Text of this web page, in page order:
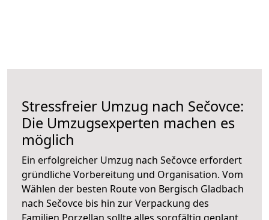
Stressfreier Umzug nach Sečovce:
Die Umzugsexperten machen es
möglich
Ein erfolgreicher Umzug nach Sečovce erfordert
gründliche Vorbereitung und Organisation. Vom
Wählen der besten Route von Bergisch Gladbach
nach Sečovce bis hin zur Verpackung des